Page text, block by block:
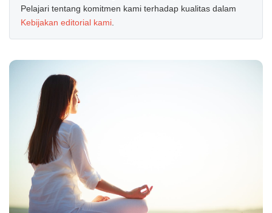
Pelajari tentang komitmen kami terhadap kualitas dalam
Kebijakan editorial kami